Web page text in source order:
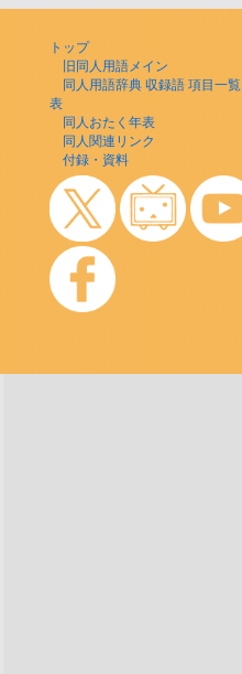
トップ
旧同人用語メイン
同人用語辞典 収録語 項目一覧
表
同人おたく年表
同人関連リンク
付録・資料